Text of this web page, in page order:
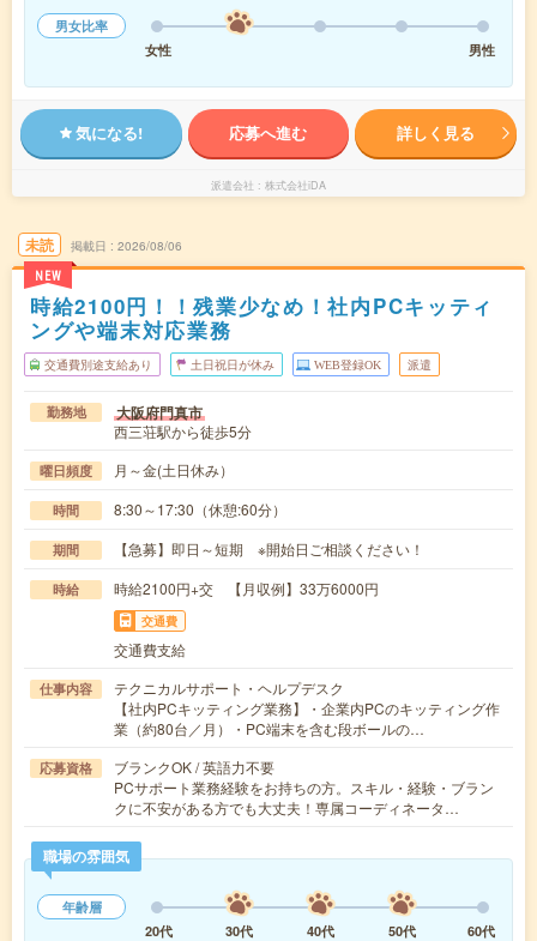
男女比率
女性
男性
気になる! 応募へ進む 詳しく見る
派遣会社 株式会社iDA
未読
NEW
掲載日 2026/08/06
時給2100円！！残業少なめ！社内PCキッティ
ングや端末対応業務
交通費別途支給あり 土日祝日が休み WEB登録OK 派遣
勤務地 大阪府門真市
西三荘駅から徒歩5分
曜日頻度 月～金(土日休み）
時間 8:30～17:30（休憩:60分）
期間 【急募】即日～短期 ※開始日ご相談ください！
時給 時給2100円+交 【月収例】33万6000円
交通費
交通費支給
仕事内容
テクニカルサポート・ヘルプデスク
【社内PCキッティング業務】・企業内PCのキッティング作
業（約80台／月）・PC端末を含む段ボールの…
応募資格
ブランクOK / 英語力不要
PCサポート業務経験をお持ちの方。スキル・経験・ブラン
クに不安がある方でも大丈夫！専属コーディネータ…
職場の雰囲気
年齢層
20代
30代 40代 50代
60代